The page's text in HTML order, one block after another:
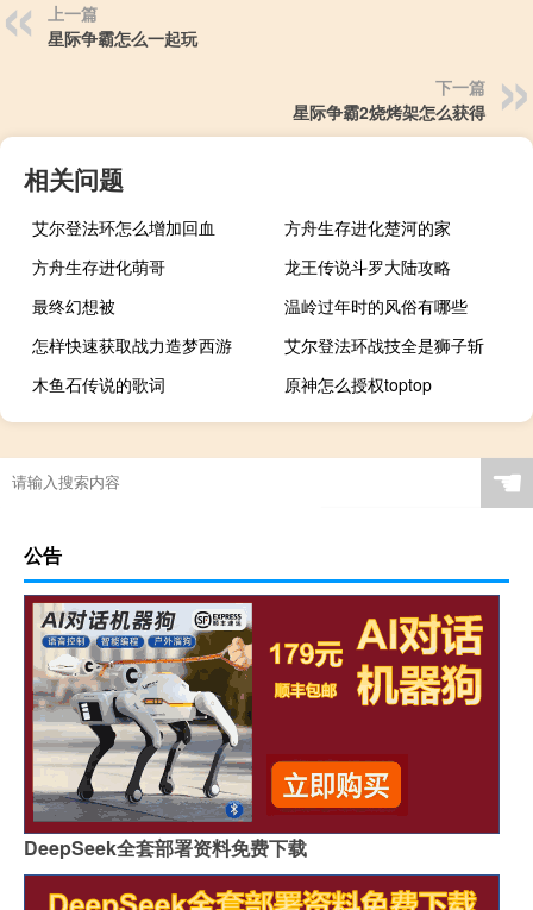
上一篇
星际争霸怎么一起玩
下一篇
星际争霸2烧烤架怎么获得
相关问题
艾尔登法环怎么增加回血
方舟生存进化楚河的家
方舟生存进化萌哥
龙王传说斗罗大陆攻略
最终幻想被
温岭过年时的风俗有哪些
怎样快速获取战力造梦西游
艾尔登法环战技全是狮子斩
木鱼石传说的歌词
原神怎么授权toptop
☚
公告
DeepSeek全套部署资料免费下载